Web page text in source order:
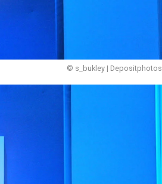
© s_bukley | Depositphotos